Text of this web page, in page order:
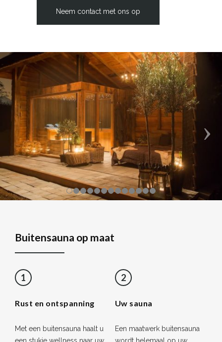
Neem contact met ons op
Buitensauna op maat
1
Rust en ontspanning
Met een buitensauna haalt u
een stukje wellness naar uw
2
Uw sauna
Een maatwerk buitensauna
wordt helemaal op uw